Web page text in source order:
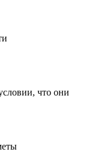
что они